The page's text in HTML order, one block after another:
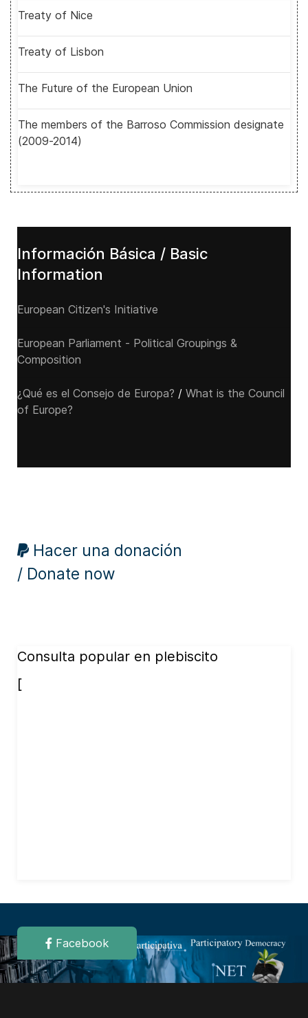
Treaty of Nice
Treaty of Lisbon
The Future of the European Union
The members of the Barroso Commission designate
(2009-2014)
Información Básica / Basic
Information
European Citizen's Initiative
European Parliament - Political Groupings &
Composition
¿Qué es el Consejo de Europa? / What is the Council
of Europe?
Hacer una donación
/ Donate now
Consulta popular en plebiscito
[
Facebook